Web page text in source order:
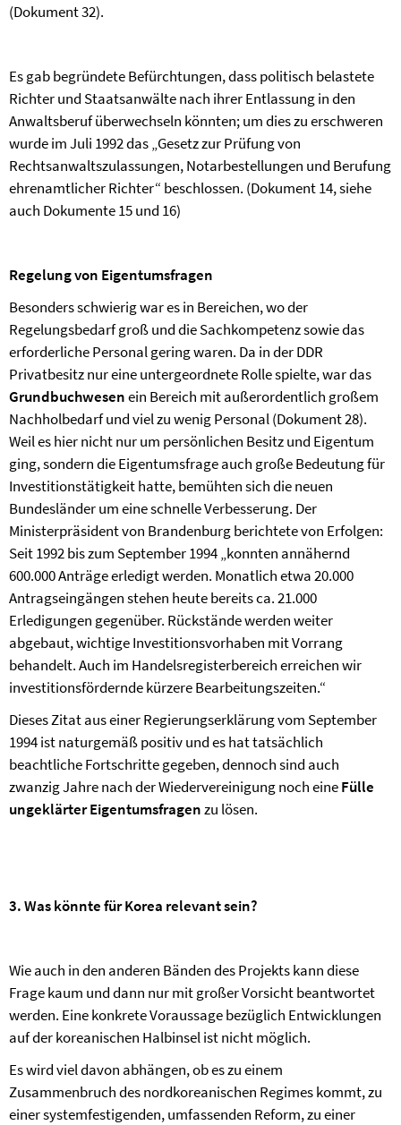
(Dokument 32).
Es gab begründete Befürchtungen, dass politisch belastete
Richter und Staatsanwälte nach ihrer Entlassung in den
Anwaltsberuf überwechseln könnten; um dies zu erschweren
wurde im Juli 1992 das „Gesetz zur Prüfung von
Rechtsanwaltszulassungen, Notarbestellungen und Berufung
ehrenamtlicher Richter“ beschlossen. (Dokument 14, siehe
auch Dokumente 15 und 16)
Regelung von Eigentumsfragen
Besonders schwierig war es in Bereichen, wo der
Regelungsbedarf groß und die Sachkompetenz sowie das
erforderliche Personal gering waren. Da in der DDR
Privatbesitz nur eine untergeordnete Rolle spielte, war das
Grundbuchwesenein Bereich mit außerordentlich großem
Nachholbedarf und viel zu wenig Personal (Dokument 28).
Weil es hier nicht nur um persönlichen Besitz und Eigentum
ging, sondern die Eigentumsfrage auch große Bedeutung für
Investitionstätigkeit hatte, bemühten sich die neuen
Bundesländer um eine schnelle Verbesserung. Der
Ministerpräsident von Brandenburg berichtete von Erfolgen:
Seit 1992 bis zum September 1994 „konnten annähernd
600.000 Anträge erledigt werden. Monatlich etwa 20.000
Antragseingängen stehen heute bereits ca. 21.000
Erledigungen gegenüber. Rückstände werden weiter
abgebaut, wichtige Investitionsvorhaben mit Vorrang
behandelt. Auch im Handelsregisterbereich erreichen wir
investitionsfördernde kürzere Bearbeitungszeiten.“
Dieses Zitat aus einer Regierungserklärung vom September
1994 ist naturgemäß positiv und es hat tatsächlich
beachtliche Fortschritte gegeben, dennoch sind auch
zwanzig Jahre nach der Wiedervereinigung noch eineFülle
ungeklärter Eigentumsfragenzu lösen.
3. Was könnte für Korea relevant sein?
Wie auch in den anderen Bänden des Projekts kann diese
Frage kaum und dann nur mit großer Vorsicht beantwortet
werden. Eine konkrete Voraussage bezüglich Entwicklungen
auf der koreanischen Halbinsel ist nicht möglich.
Es wird viel davon abhängen, ob es zu einem
Zusammenbruch des nordkoreanischen Regimes kommt, zu
einer systemfestigenden, umfassenden Reform, zu einer